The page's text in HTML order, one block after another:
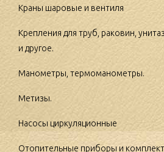
Краны шаровые и вентиля
Крепления для труб, раковин,
и другое.
Манометры, термоманометры.
Метизы.
Насосы циркуляционные
Отопительные приборы и